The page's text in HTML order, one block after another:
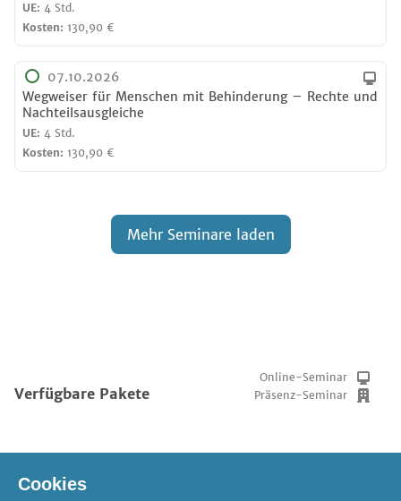
UE: 4 Std.
Kosten: 130,90 €
07.10.2026
Wegweiser für Menschen mit Behinderung – Rechte und
Nachteilsausgleiche
UE: 4 Std.
Kosten: 130,90 €
Mehr Seminare laden
Verfügbare Pakete
Online-Seminar
Präsenz-Seminar
Cookies